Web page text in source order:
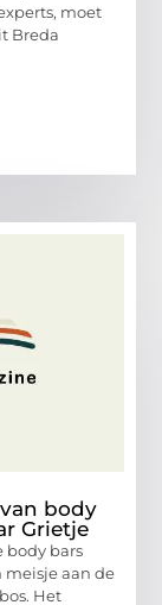
moet
Breda
body
Grietje
body bars
meisje aan de
Het